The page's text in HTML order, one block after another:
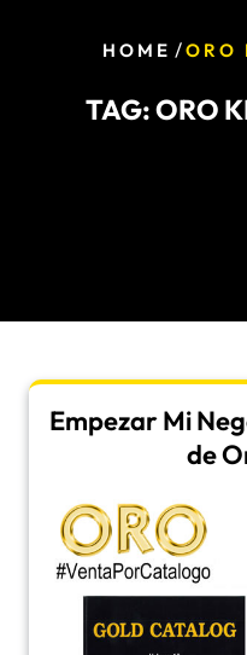
HOME /ORO
TAG:ORO
Empezar Mi
de